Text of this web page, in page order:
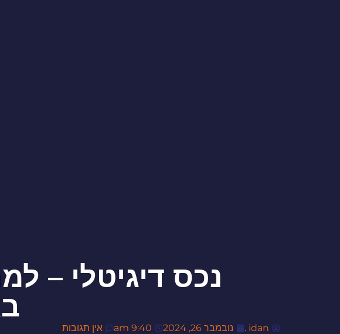
נכס דיגיטלי –
idan . נובמבר 26, 2024 9:40 am אין תגובות